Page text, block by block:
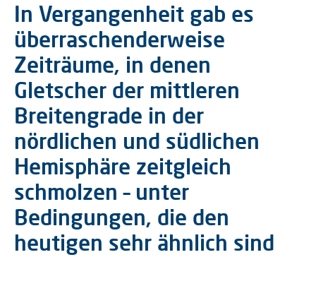
In Vergangenheit gab es
überraschenderweise
Zeiträume, in denen
Gletscher der mittleren
Breitengrade in der
nördlichen und südlichen
Hemisphäre zeitgleich
schmolzen – unter
Bedingungen, die den
heutigen sehr ähnlich sind